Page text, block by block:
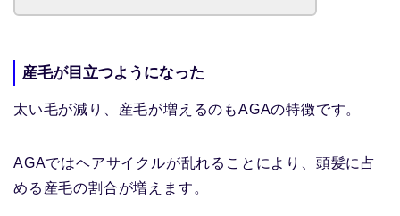
産毛が目立つようになった
太い毛が減り、産毛が増えるのもAGAの特徴です。
AGAではヘアサイクルが乱れることにより、頭髪に占
める産毛の割合が増えます。